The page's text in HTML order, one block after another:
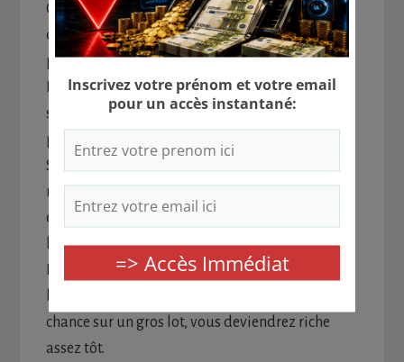
Choisissez ensuite les meilleurs supports pour
d’autres placements. Vous pouvez en avoir
plusieurs. Les PEA (Plan d’Épargne Action), les
PEE (Plan d’Épargne Entreprise), les parts
sociales et les assurances-vie sont préconisés
pour la sécurité et pour les avantages fiscaux.
Seulement, les rendements resteront bas par
rapport à
exemple. Vous arriverez donc à accumuler sur le
long terme d’importantes valeurs financières.
Par contre, les crowfunding seront plus risqués
chance sur un gros lot, vous deviendrez riche
assez tôt.